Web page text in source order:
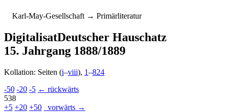
Karl-May-Gesellschaft → Primärliteratur
DigitalisatDeutscher Hauschatz
15. Jahrgang 1888/1889
Kollation: Seiten (i–viii), 1–824
-50 -20 -5 ← rückwärts
538
+5 +20 +50
vorwärts →